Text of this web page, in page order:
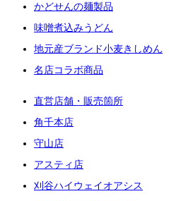
かどせんの麺製品
味噌煮込みうどん
地元産ブランド小麦きしめん
名店コラボ商品
直営店舗・販売箇所
角千本店
守山店
アスティ店
刈谷ハイウェイオアシス